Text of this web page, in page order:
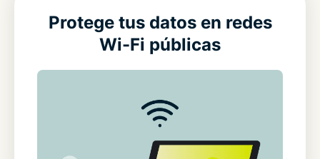
Protege tus datos en redes
Wi-Fi públicas